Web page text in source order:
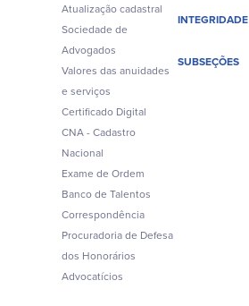
Atualização cadastral
Sociedade de
Advogados
Valores das anuidades
e serviços
Certificado Digital
CNA - Cadastro
Nacional
Exame de Ordem
Banco de Talentos
Correspondência
Procuradoria de Defesa
dos Honorários
Advocatícios
INTEGRIDADE
SUBSEÇÕES